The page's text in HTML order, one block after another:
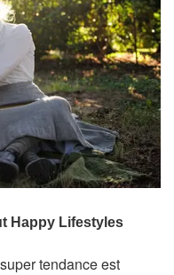
tendance est